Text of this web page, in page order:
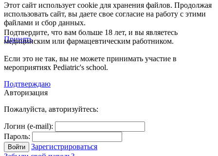
Этот сайт использует cookie для хранения файлов. Продолжая
использовать сайт, вы даете свое согласие на работу с этими
файлами и сбор данных.
Принять
Подтвердите, что вам больше 18 лет, и вы являетесь
медицинским или фармацевтическим работником.
Если это не так, вы не можете принимать участие в
мероприятиях Pediatric's school.
Подтверждаю
Авторизация
Пожалуйста, авторизуйтесь:
Логин (e-mail):
Пароль:
Зарегистрироваться